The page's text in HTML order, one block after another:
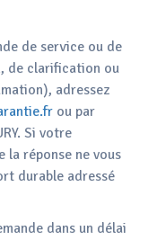
de service ou de
de clarification ou
adressez
ou par
Si votre
la réponse ne vous
durable adressé
dans un délai